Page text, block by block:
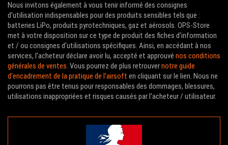
Nous invitons également à vous tenir informé des consignes
d'utilisation indispensables pour des produits sensibles tels que :
batteries LiPo, produits pyrotechniques, gaz et aérosols. OPS-Store
met à votre disposition sur ce type de produit des fiches d'information
et / ou consignes d'utilisations spécifiques. Ainsi, en accédant à nos
services, l'acheteur déclare avoir lu, accepté et approuvé nos conditions
générales de ventes. Vous pourrez de plus retrouvernotre guide
d'encadrement de la pratique de l'airsoft en cliquant sur le lien. Nous ne
pourrons pas être tenus pour responsables des dommages, blessures,
utilisations inappropriées et risques causés par l'acheteur / utilisateur.